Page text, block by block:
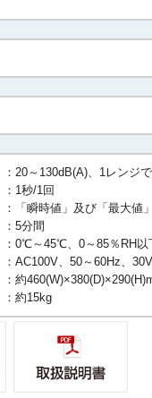
130dB(A)、1レンジで
秒/1回
時値」及び「最大値」
5分間
0℃～45℃、0～85％RH以
、50～60Hz、
15kg